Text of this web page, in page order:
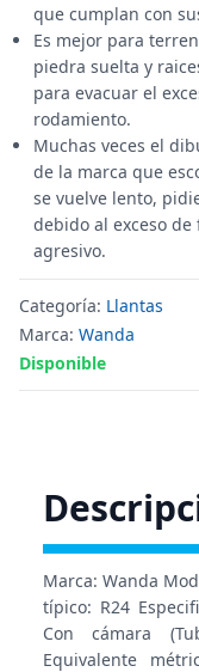
que cumplan con
Es mejor para
piedra suelta y
para evacuar el
rodamiento.
Muchas veces el
de la marca que
se vuelve lento,
debido al exceso
agresivo.
Categoría: Llantas
Marca: Wanda
Disponible
Marca: Wanda
típico: R24
Con cámara
Equivalente